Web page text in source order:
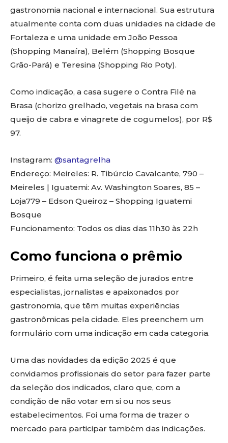
gastronomia nacional e internacional. Sua estrutura
atualmente conta com duas unidades na cidade de
Fortaleza e uma unidade em João Pessoa
(Shopping Manaíra), Belém (Shopping Bosque
Grão-Pará) e Teresina (Shopping Rio Poty).
Como indicação, a casa sugere o Contra Filé na
Brasa (chorizo grelhado, vegetais na brasa com
queijo de cabra e vinagrete de cogumelos), por R$
97.
Instagram: @santagrelha
Endereço: Meireles: R. Tibúrcio Cavalcante, 790 –
Meireles | Iguatemi: Av. Washington Soares, 85 –
Loja779 – Edson Queiroz – Shopping Iguatemi
Bosque
Funcionamento: Todos os dias das 11h30 às 22h
Como funciona o prêmio
Primeiro, é feita uma seleção de jurados entre
especialistas, jornalistas e apaixonados por
gastronomia, que têm muitas experiências
gastronômicas pela cidade. Eles preenchem um
formulário com uma indicação em cada categoria.
Uma das novidades da edição 2025 é que
convidamos profissionais do setor para fazer parte
da seleção dos indicados, claro que, com a
condição de não votar em si ou nos seus
estabelecimentos. Foi uma forma de trazer o
mercado para participar também das indicações.